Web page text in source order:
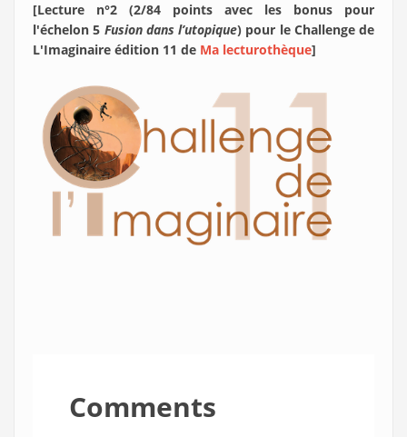
[Lecture n°2 (2/84 points avec les bonus pour
l'échelon 5 Fusion dans l’utopique) pour le Challenge de
L'Imaginaire édition 11 de Ma lecturothèque]
Comments